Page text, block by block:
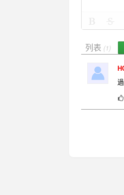
列表 (1)